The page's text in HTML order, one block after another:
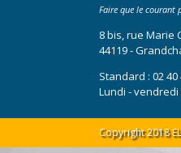
Faire que le courant
8 bis, rue Marie
44119 -
Standard : 02 40
Lundi - vendredi
Copyright 2018